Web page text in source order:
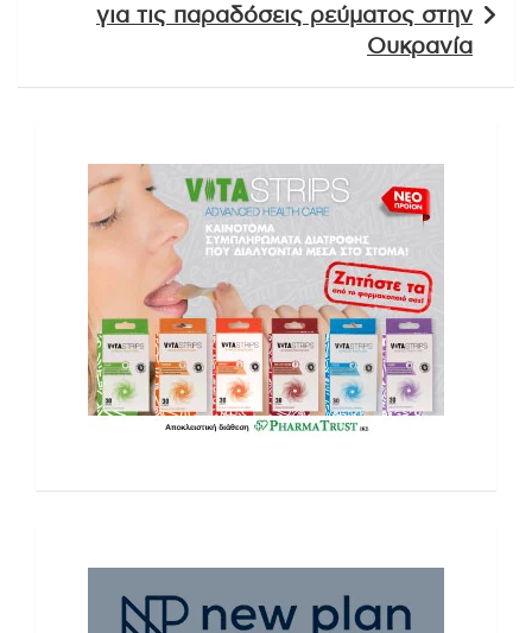
για τις παραδόσεις ρεύματος στην
Ουκρανία